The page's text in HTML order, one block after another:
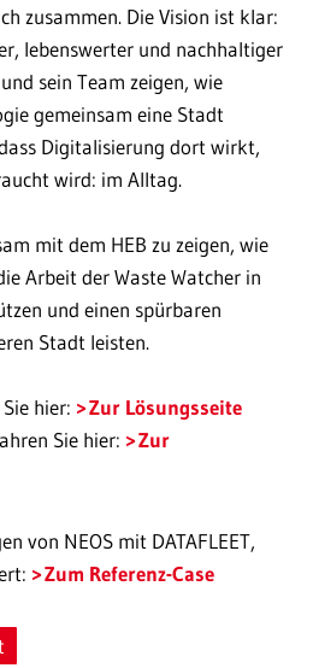
zusammen. Die Vision ist klar:
lebenswerter und nachhaltiger
sein Team zeigen, wie
gemeinsam eine Stadt
Digitalisierung dort wirkt,
wird: im Alltag.
mit dem HEB zu zeigen, wie
Arbeit der Waste Watcher in
und einen spürbaren
Stadt leisten.
hier:
Zur Lösungsseite
Sie hier:
Zur
von NEOS mit DATAFLEET,
Zum Referenz-Case